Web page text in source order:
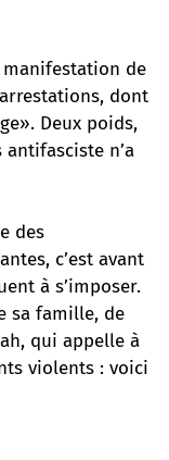
manifestation de
dont
Deux poids,
n’a
des
c’est avant
à s’imposer.
sa famille, de
qui appelle à
violents : voici